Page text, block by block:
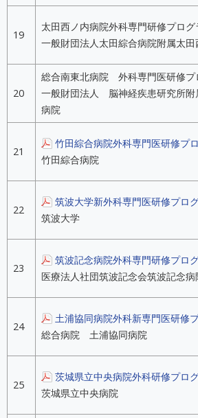
19
太田西ノ内病院外科専門研修プログ
一般財団法人太田綜合病院附属太田
20
総合南東北病院 外科専門医研修プ
一般財団法人 脳神経疾患研究所
病院
21
竹田綜合病院外科専門医研修プ
竹田綜合病院
22
筑波大学新外科専門医研修プロ
筑波大学
23
筑波記念病院外科専門研修プロ
医療法人社団筑波記念会筑波記念病
24
土浦協同病院外科新専門医研修
総合病院 土浦協同病院
25
茨城県立中央病院外科研修プロ
茨城県立中央病院